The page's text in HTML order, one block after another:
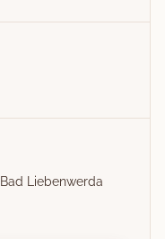
Liebenwerda